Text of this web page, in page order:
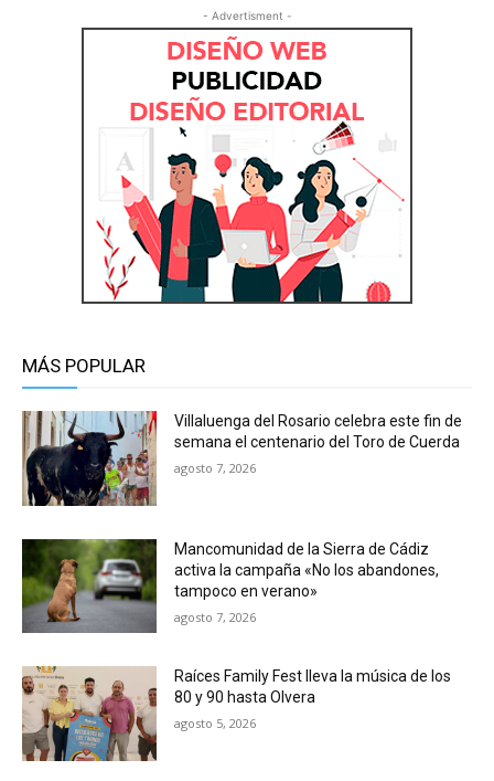
- Advertisment -
MÁS POPULAR
Villaluenga del Rosario celebra este fin de
semana el centenario del Toro de Cuerda
agosto 7, 2026
Mancomunidad de la Sierra de Cádiz
activa la campaña «No los abandones,
tampoco en verano»
agosto 7, 2026
Raíces Family Fest lleva la música de los
80 y 90 hasta Olvera
agosto 5, 2026